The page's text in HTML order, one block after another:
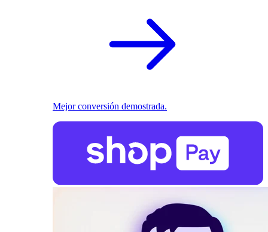
Mejor conversión demostrada.